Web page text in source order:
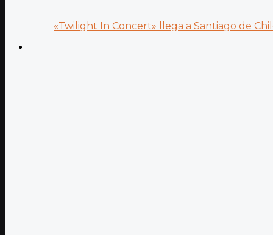
«Twilight In Concert» llega a Santiago de